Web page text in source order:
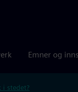
Emner og
i stedet?